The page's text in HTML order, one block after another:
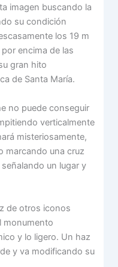
imagen buscando la
su condición
los 19 m
encima de las
gran hito
de Santa María.
no puede conseguir
verticalmente
misteriosamente,
marcando una cruz
un lugar y
de otros iconos
monumento
y lo ligero. Un haz
y va modificando su